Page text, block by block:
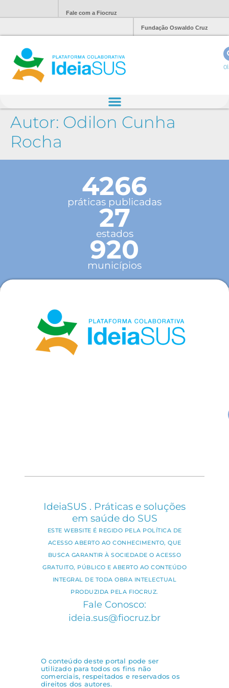
Fale com a Fiocruz
Fundação Oswaldo Cruz
Autor: Odilon Cunha
Rocha
4266
práticas publicadas
27
estados
920
municípios
IdeiaSUS . Práticas e soluções
em saúde do SUS
ESTE WEBSITE É REGIDO PELA POLÍTICA DE
ACESSO ABERTO AO CONHECIMENTO, QUE
BUSCA GARANTIR À SOCIEDADE O ACESSO
GRATUITO, PÚBLICO E ABERTO AO CONTEÚDO
INTEGRAL DE TODA OBRA INTELECTUAL
PRODUZIDA PELA FIOCRUZ.
Fale Conosco:
ideia.sus@fiocruz.br
O conteúdo deste portal pode ser
utilizado para todos os fins não
comerciais, respeitados e reservados os
direitos dos autores.